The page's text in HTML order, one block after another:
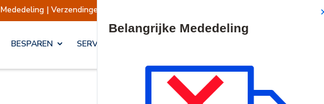
Mededeling | Verzendingen opgeschort Verzendingen
BESPAREN SERVICES & OPLOSSINGEN